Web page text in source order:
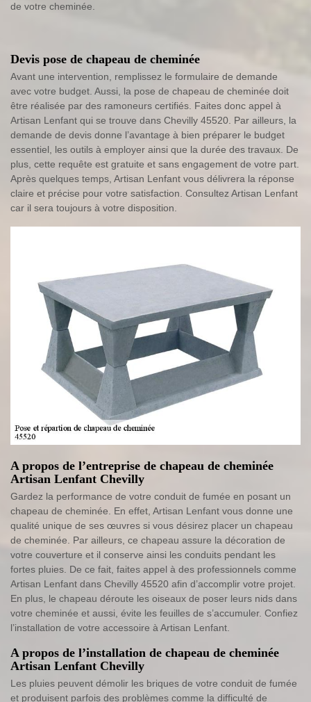
de votre cheminée.
Devis pose de chapeau de cheminée
Avant une intervention, remplissez le formulaire de demande
avec votre budget. Aussi, la pose de chapeau de cheminée doit
être réalisée par des ramoneurs certifiés. Faites donc appel à
Artisan Lenfant qui se trouve dans Chevilly 45520. Par ailleurs, la
demande de devis donne l’avantage à bien préparer le budget
essentiel, les outils à employer ainsi que la durée des travaux. De
plus, cette requête est gratuite et sans engagement de votre part.
Après quelques temps, Artisan Lenfant vous délivrera la réponse
claire et précise pour votre satisfaction. Consultez Artisan Lenfant
car il sera toujours à votre disposition.
A propos de l’entreprise de chapeau de cheminée
Artisan Lenfant Chevilly
Gardez la performance de votre conduit de fumée en posant un
chapeau de cheminée. En effet, Artisan Lenfant vous donne une
qualité unique de ses œuvres si vous désirez placer un chapeau
de cheminée. Par ailleurs, ce chapeau assure la décoration de
votre couverture et il conserve ainsi les conduits pendant les
fortes pluies. De ce fait, faites appel à des professionnels comme
Artisan Lenfant dans Chevilly 45520 afin d’accomplir votre projet.
En plus, le chapeau déroute les oiseaux de poser leurs nids dans
votre cheminée et aussi, évite les feuilles de s’accumuler. Confiez
l’installation de votre accessoire à Artisan Lenfant.
A propos de l’installation de chapeau de cheminée
Artisan Lenfant Chevilly
Les pluies peuvent démolir les briques de votre conduit de fumée
et produisent parfois des problèmes comme la difficulté de